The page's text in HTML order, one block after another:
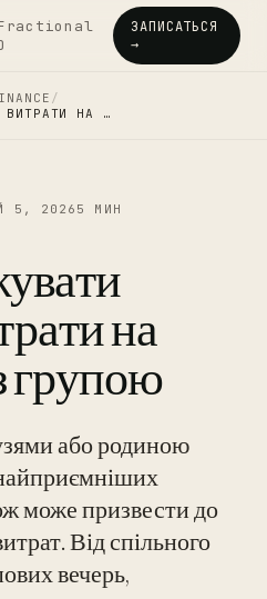
ЗАПИСАТЬСЯ
→
/
ВИТРАТИ НА …
5, 2026 5 МИН
на
групою
або родиною
може призвести до
Від спільного
вечерь,